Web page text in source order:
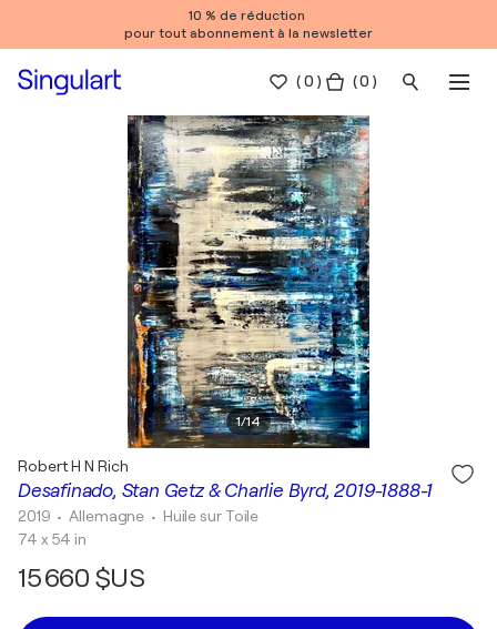
10 % de réduction
pour tout abonnement à la newsletter
(0 ) ( 0 )
1/14
Desafinado, Stan Getz & Charlie Byrd, 2019-1888-1
Robert H N Rich
2019 • Allemagne • Huile sur Toile
74 x 54 in
15 660 $US